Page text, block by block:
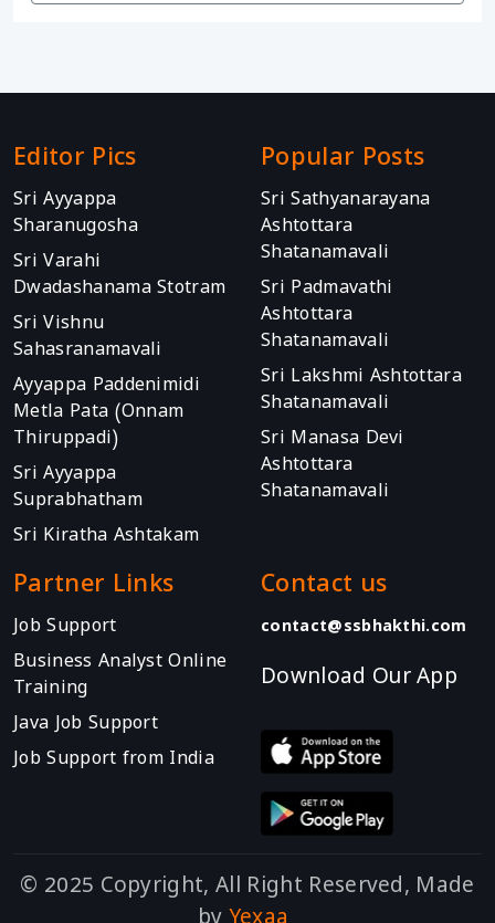
Editor Pics
Sri Ayyappa
Sharanugosha
Sri Varahi
Dwadashanama Stotram
Sri Vishnu
Sahasranamavali
Ayyappa Paddenimidi
Metla Pata (Onnam
Thiruppadi)
Sri Ayyappa
Suprabhatham
Sri Kiratha Ashtakam
Popular Posts
Sri Sathyanarayana
Ashtottara
Shatanamavali
Sri Padmavathi
Ashtottara
Shatanamavali
Sri Lakshmi Ashtottara
Shatanamavali
Sri Manasa Devi
Ashtottara
Shatanamavali
Partner Links
Job Support
Business Analyst Online
Training
Java Job Support
Job Support from India
Contact us
contact@ssbhakthi.com
Download Our App
© 2025 Copyright, All Right Reserved, Made